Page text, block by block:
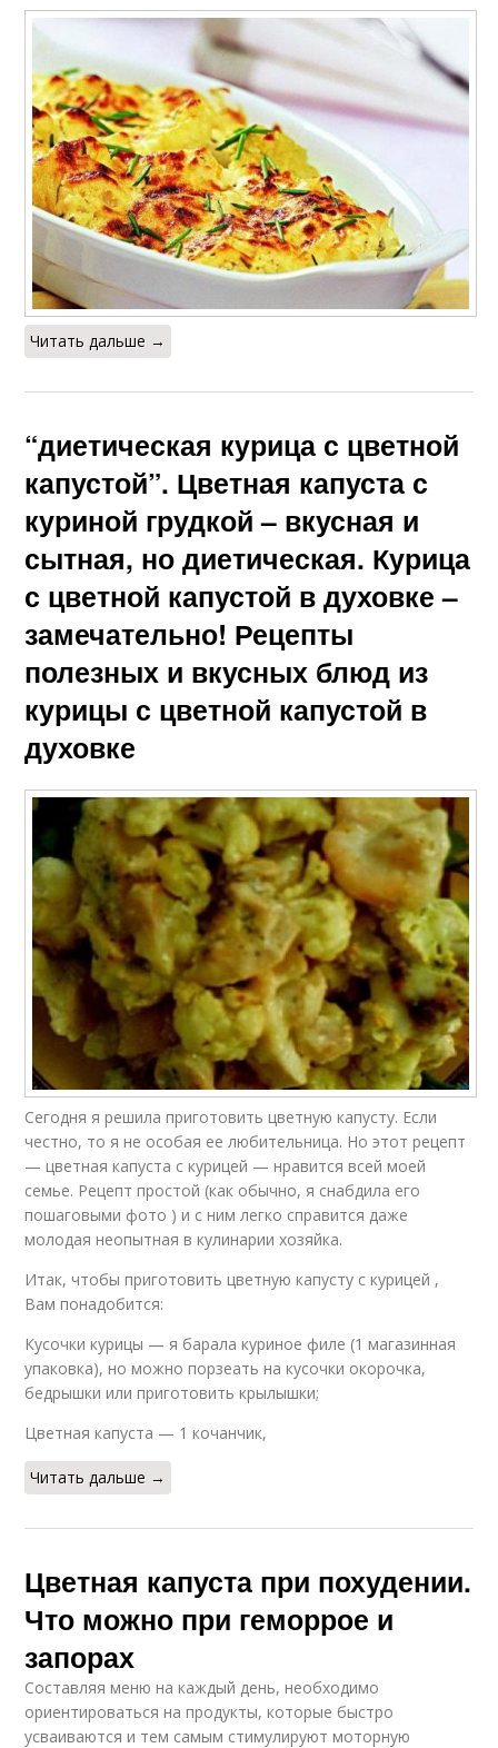
Читать дальше →
“диетическая курица с цветной
капустой”. Цветная капуста с
куриной грудкой – вкусная и
сытная, но диетическая. Курица
с цветной капустой в духовке –
замечательно! Рецепты
полезных и вкусных блюд из
курицы с цветной капустой в
духовке
Сегодня я решила приготовить цветную капусту. Если
честно, то я не особая ее любительница. Но этот рецепт
— цветная капуста с курицей — нравится всей моей
семье. Рецепт простой (как обычно, я снабдила его
пошаговыми фото ) и с ним легко справится даже
молодая неопытная в кулинарии хозяйка.
Итак, чтобы приготовить цветную капусту с курицей ,
Вам понадобится:
Кусочки курицы — я барала куриное филе (1 магазинная
упаковка), но можно порзеать на кусочки окорочка,
бедрышки или приготовить крылышки;
Цветная капуста — 1 кочанчик,
Читать дальше →
Цветная капуста при похудении.
Что можно при геморрое и
запорах
Составляя меню на каждый день, необходимо
ориентироваться на продукты, которые быстро
усваиваются и тем самым стимулируют моторную